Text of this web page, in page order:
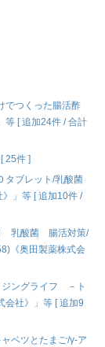
でつくった腸活酢
等 [ 追加24件 / 合計
25件 ]
タブレット/乳酸菌
」等 [ 追加10件 /
乳酸菌 腸活対策/
《奥田製薬株式会
ジングライフ －ト
会社》」等 [ 追加9
ベツとたまご/γ-ア